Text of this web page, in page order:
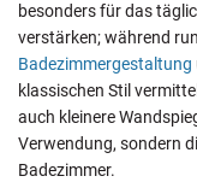
besonders für das
verstärken; während
Badezimmergestaltung
klassischen Stil
auch kleinere
Verwendung, sondern
Badezimmer.